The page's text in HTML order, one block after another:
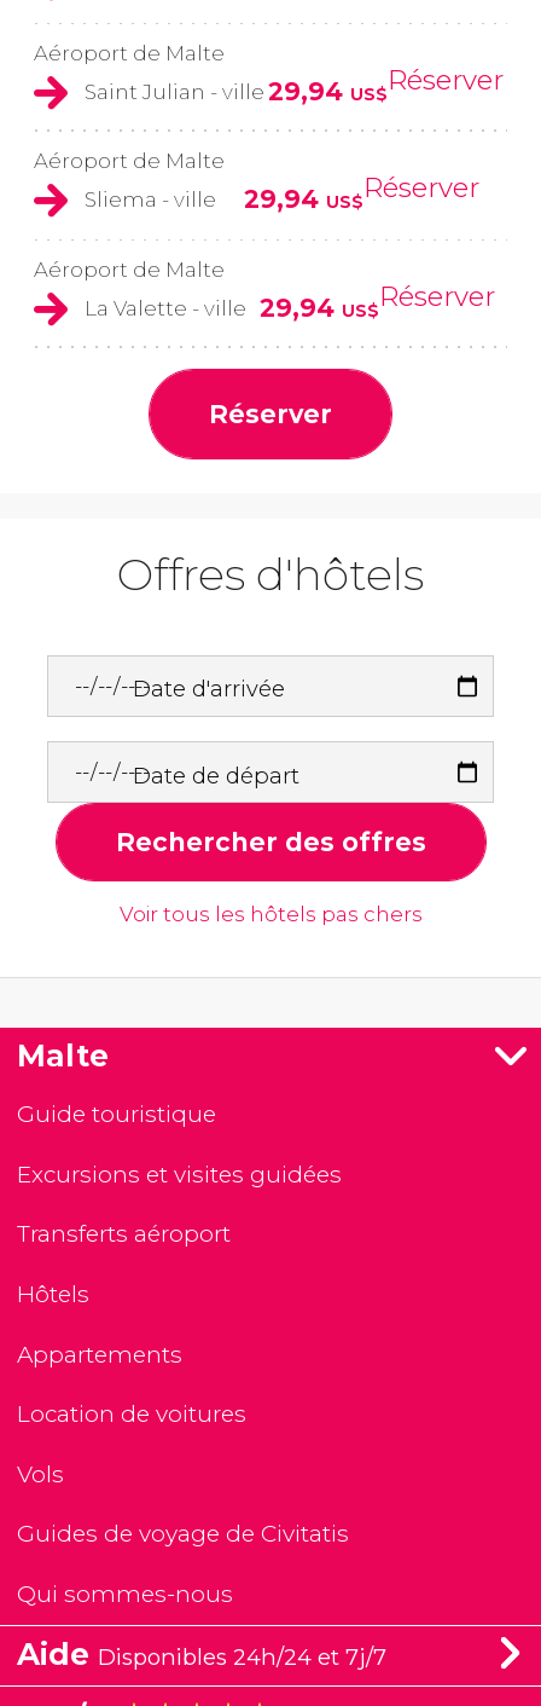
Aéroport de Malte
Saint Julian - ville 29,94 US$Réserver
Aéroport de Malte
Sliema - ville
29,94 US$Réserver
Aéroport de Malte
La Valette - ville 29,94 US$Réserver
Réserver
Offres d'hôtels
Date d'arrivée
Date de départ
Rechercher des offres
Voir tous les hôtels pas chers
Malte
Guide touristique
Excursions et visites guidées
Transferts aéroport
Hôtels
Appartements
Location de voitures
Vols
Guides de voyage de Civitatis
Qui sommes-nous
Aide Disponibles 24h/24 et 7j/7